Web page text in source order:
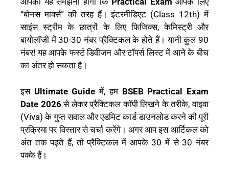
“बोनस मार्क्स” की तरह हैं। इंटरमीडिएट (Class 12th) में
साइंस स्ट्रीम के छात्रों के लिए फिजिक्स, केमिस्ट्री और
बायोलॉजी में 30-30 नंबर प्रैक्टिकल के होते हैं। यानी कुल 90
नंबर! यह आपके फर्स्ट डिवीजन और टॉपर्स लिस्ट में आने के बीच
का अंतर हो सकता है।
इस Ultimate Guide में, हम BSEB Practical Exam
Date 2026से लेकर प्रैक्टिकल कॉपी लिखने के तरीके, वाइवा
(Viva) के गुप्त सवाल और एडमिट कार्ड डाउनलोड करने की पूरी
प्रक्रिया पर विस्तार से चर्चा करेंगे। अगर आप इस आर्टिकल को
अंत तक पढ़ते हैं, तो प्रैक्टिकल में आपके 30 में से 30 नंबर
पक्के हैं।